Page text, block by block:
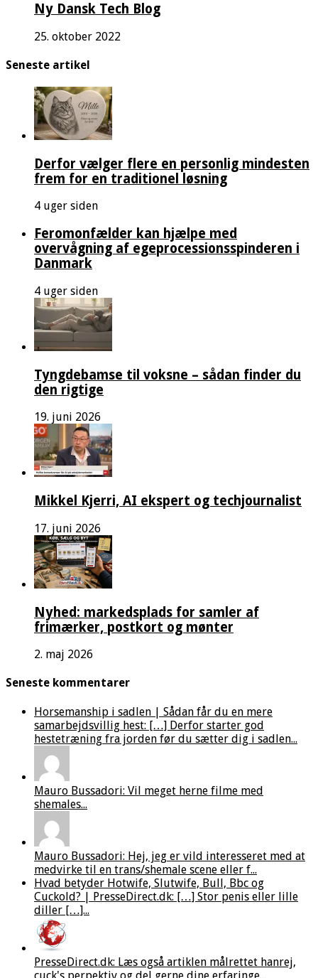
Ny Dansk Tech Blog
25. oktober 2022
Seneste artikel
Derfor vælger flere en personlig mindesten
frem for en traditionel løsning
4 uger siden
Feromonfælder kan hjælpe med
overvågning af egeprocessionsspinderen i
Danmark
4 uger siden
Tyngdebamse til voksne – sådan finder du
den rigtige
19. juni 2026
Mikkel Kjerri, AI ekspert og techjournalist
17. juni 2026
Nyhed: markedsplads for samler af
frimærker, postkort og mønter
2. maj 2026
Seneste kommentarer
Horsemanship i sadlen | Sådan får du en mere
samarbejdsvillig hest: […] Derfor starter god
hestetræning fra jorden før du sætter dig i sadlen...
Mauro Bussadori: Vil meget herne filme med
shemales...
Mauro Bussadori: Hej, jeg er vild interesseret med at
medvirke til en trans/shemale scene eller f...
Hvad betyder Hotwife, Slutwife, Bull, Bbc og
Cuckold? | PresseDirect.dk: […] Stor penis eller lille
diller […]...
PresseDirect.dk: Læs også artiklen målrettet hanrej,